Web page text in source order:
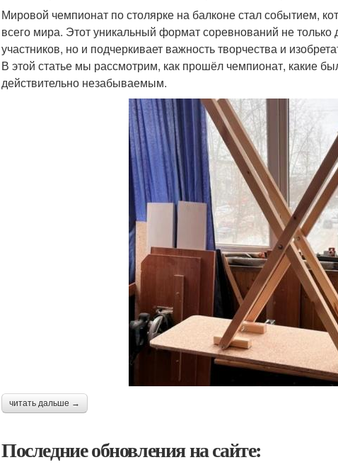
Мировой чемпионат по столярке на балконе стал событием,
всего мира. Этот уникальный формат соревнований не
участников, но и подчеркивает важность творчества и
В этой статье мы рассмотрим, как прошёл чемпионат, какие
действительно незабываемым.
читать дальше →
Последние обновления на сайте: